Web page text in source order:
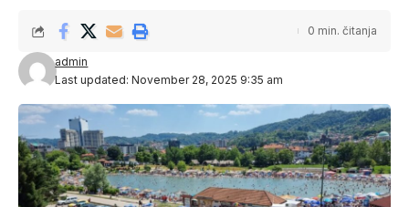
Last updated: November 28, 2025 9:35 am
admin
0 min. čitanja